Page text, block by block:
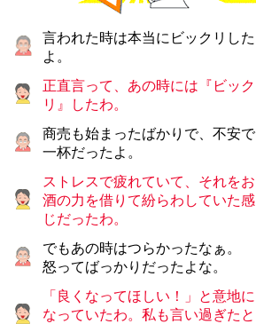
言われた時は本当にビックリした
よ。
正直言って、あの時には『ビック
リ』したわ。
商売も始まったばかりで、不安で
一杯だったよ。
ストレスで疲れていて、それをお
酒の力を借りて紛らわしていた感
じだったわ。
でもあの時はつらかったなぁ。
怒ってばっかりだったよな。
「良くなってほしい！」と意地に
なっていたわ。私も言い過ぎたと